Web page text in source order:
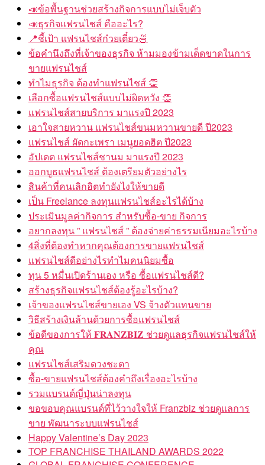
📣ข้อพื้นฐานช่วยสร้างกิจการแบบไม่เจ็บตัว
📣ธุรกิจแฟรนไชส์ คืออะไร?
📍ชี้เป้า แฟรนไชส์ก๋วยเตี๋ยว🍜
ข้อคำนึงถึงที่เจ้าของธุรกิจ ห้ามมองข้ามเด็ดขาดในการ
ขายแฟรนไชส์
ทำไมธุรกิจ ต้องทำแฟรนไชส์ 👏
เลือกซื้อแฟรนไชส์แบบไม่ผิดหวัง 👏
แฟรนไชส์สายบริการ มาแรงปี 2023
เอาใจสายหวาน แฟรนไชส์ขนมหวานขายดี ปี2023
แฟรนไชส์ ผัดกะเพรา เมนูยอดฮิต ปี2023
อัปเดต แฟรนไชส์ชานม มาแรงปี 2023
ออกบูธแฟรนไชส์ ต้องเตรียมตัวอย่างไร
สินค้าที่คนเลิกฮิตทำยังไงให้ขายดี
เป็น Freelance ลงทุนแฟรนไชส์อะไรได้บ้าง
ประเมินมูลค่ากิจการ สำหรับซื้อ-ขาย กิจการ
อยากลงทุน ” แฟรนไชส์ ” ต้องจ่ายค่าธรรมเนียมอะไรบ้าง
4สิ่งที่ต้องทำหากคุณต้องการขายแฟรนไชส์
แฟรนไชส์ดีอย่างไรทำไมคนนิยมซื้อ
ทุน 5 หมื่นเปิดร้านเอง หรือ ซื้อแฟรนไชส์ดี?
สร้างธุรกิจแฟรนไชส์ต้องรู้อะไรบ้าง?
เจ้าของแฟรนไชส์ขายเอง VS จ้างตัวแทนขาย
วิธีสร้างเงินล้านด้วยการซื้อแฟรนไชส์
ข้อดีของการให้ 𝐅𝐑𝐀𝐍𝐙𝐁𝐈𝐙 ช่วยดูแลธุรกิจแฟรนไชส์ให้
คุณ
แฟรนไชส์เสริมดวงชะตา
ซื้อ-ขายแฟรนไชส์ต้องคำถึงเรื่องอะไรบ้าง
รวมแบรนด์ญี่ปุ่นน่าลงทุน
ขอขอบคุณแบรนด์ที่ไว้วางใจให้ Franzbiz ช่วยดูแลการ
ขาย พัฒนาระบบแฟรนไชส์
Happy Valentine’s Day 2023
TOP FRANCHISE THAILAND AWARDS 2022